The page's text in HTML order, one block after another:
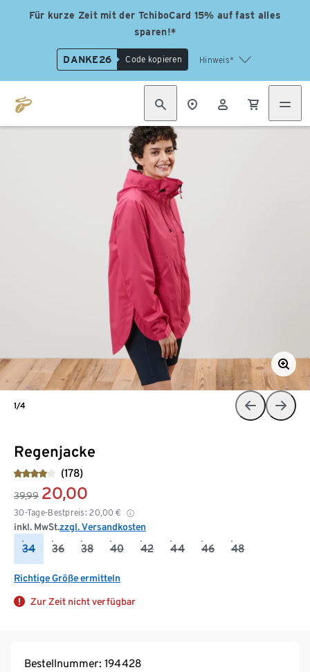
Für kurze Zeit mit der TchiboCard 15% auf fast alles
sparen!*
DANKE26 Code kopieren Hinweis*
Regenjacke
(178)
39,99 20,00
30-Tage-Bestpreis: 20,00 €
inkl. MwSt.zzgl. Versandkosten
34 36 38 40 42 44 46 48
Richtige Größe ermitteln
Zur Zeit nicht verfügbar
1/4
Bestellnummer: 194428